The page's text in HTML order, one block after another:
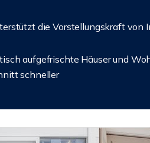
die Vorstellungskraft von
aufgefrischte Häuser und
schneller